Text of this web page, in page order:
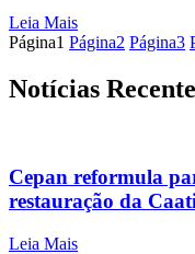
Leia Mais
Página1 Página2 Página3
Notícias
Cepan reformula
restauração da
Leia Mais